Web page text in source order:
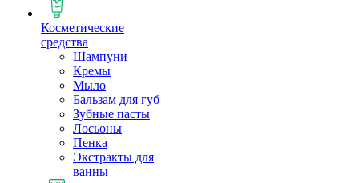
Косметические
средства
Шампуни
Кремы
Мыло
Бальзам для губ
Зубные пасты
Лосьоны
Пенка
Экстракты для
ванны